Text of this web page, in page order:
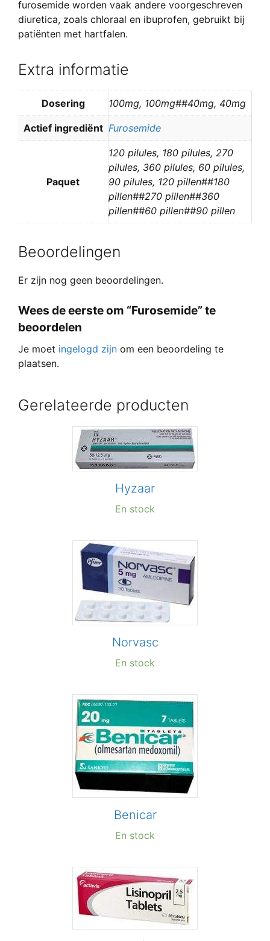
furosemide worden vaak andere voorgeschreven
diuretica, zoals chloraal en ibuprofen, gebruikt bij
patiënten met hartfalen.
Extra informatie
Dosering 100mg, 100mg##40mg, 40mg
Actief ingrediënt Furosemide
Paquet
120 pilules, 180 pilules, 270
pilules, 360 pilules, 60 pilules,
90 pilules, 120 pillen##180
pillen##270 pillen##360
pillen##60 pillen##90 pillen
Beoordelingen
Er zijn nog geen beoordelingen.
Wees de eerste om “Furosemide” te
beoordelen
Je moet ingelogd zijn om een beoordeling te
plaatsen.
Gerelateerde producten
Hyzaar
En stock
Norvasc
En stock
Benicar
En stock